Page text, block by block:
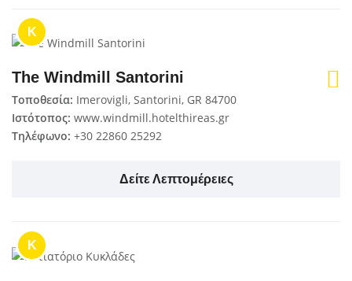
K
The Windmill Santorini
Τοποθεσία: Imerovigli, Santorini, GR 84700
Ιστότοπος: www.windmill.hotelthireas.gr
Τηλέφωνο: +30 22860 25292
Δείτε Λεπτομέρειες
K